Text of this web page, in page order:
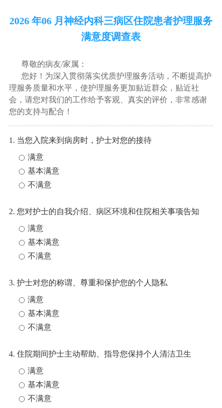
2026 年06 月神经内科三病区住院患者护理服务
满意度调查表
尊敬的病友/家属：
您好！为深入贯彻落实优质护理服务活动，不断提高护
理服务质量和水平，使护理服务更加贴近群众，贴近社
会，请您对我们的工作给予客观、真实的评价，非常感谢
您的支持与配合！
1. 当您入院来到病房时，护士对您的接待
满意
基本满意
不满意
2. 您对护士的自我介绍、病区环境和住院相关事项告知
满意
基本满意
不满意
3. 护士对您的称谓、尊重和保护您的个人隐私
满意
基本满意
不满意
4. 住院期间护士主动帮助、指导您保持个人清洁卫生
满意
基本满意
不满意